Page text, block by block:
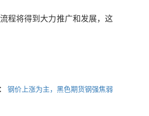
程将得到大力推广和发展，这
钢价上涨为主，黑色期货钢强焦弱